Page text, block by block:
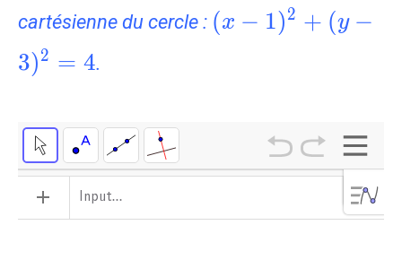
cartésienne du cercle : (x-
1)^2+
(x − 1)2 + (y −
3)2 = 4.